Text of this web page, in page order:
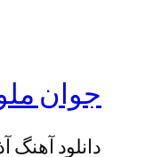
جوان
دانلود آهنگ